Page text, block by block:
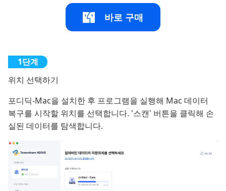
바로 구매
위치 선택하기
포디딕-Mac을 설치한 후 프로그램을 실행해 Mac 데이터
복구를 시작할 위치를 선택합니다. '스캔' 버튼을 클릭해 손
실된 데이터를 탐색합니다.